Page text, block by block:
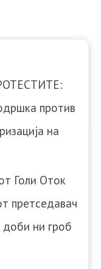
против
на
Голи Оток
претседавач
ни гроб